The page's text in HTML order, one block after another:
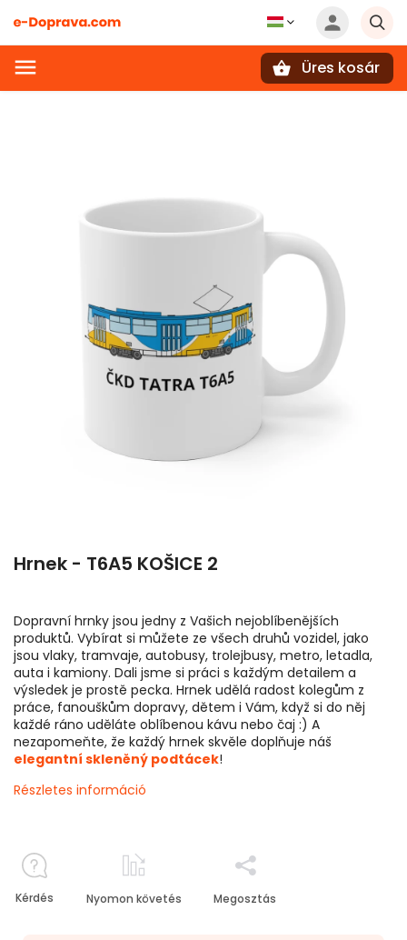
Üres kosár
Hrnek - T6A5 KOŠICE 2
Dopravní hrnky jsou jedny z Vašich nejoblíbenějších
produktů. Vybírat si můžete ze všech druhů vozidel, jako
jsou vlaky, tramvaje, autobusy, trolejbusy, metro, letadla,
auta i kamiony. Dali jsme si práci s každým detailem a
výsledek je prostě pecka. Hrnek udělá radost kolegům z
práce, fanouškům dopravy, dětem i Vám, když si do něj
každé ráno uděláte oblíbenou kávu nebo čaj :) A
nezapomeňte, že každý hrnek skvěle doplňuje náš
elegantní skleněný podtácek!
Részletes információ
Kérdés Nyomon követés Megosztás